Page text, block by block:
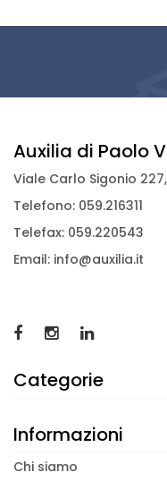
Auxilia di Paolo
Viale Carlo Sigonio
Telefono: 059.216311
Telefax: 059.220543
Email: info@auxilia.it
Categorie
Informazioni
Chi siamo